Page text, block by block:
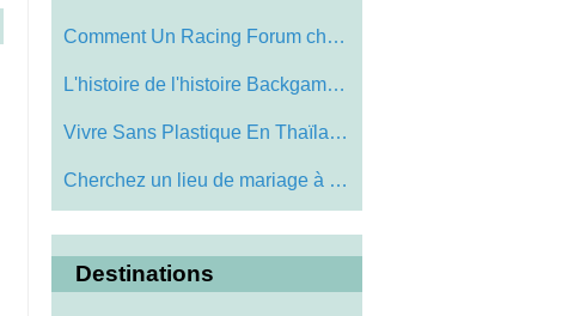
Comment Un Racing Forum cheval peut vous…
L'histoire de l'histoire Backgammon Set
Vivre Sans Plastique En Thaïlande
Cherchez un lieu de mariage à Newcastle…
Destinations